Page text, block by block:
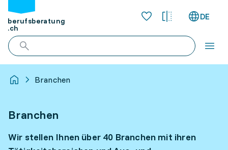
berufsberatung
.ch
DE
Branchen
Branchen
Wir stellen Ihnen über 40 Branchen mit ihren